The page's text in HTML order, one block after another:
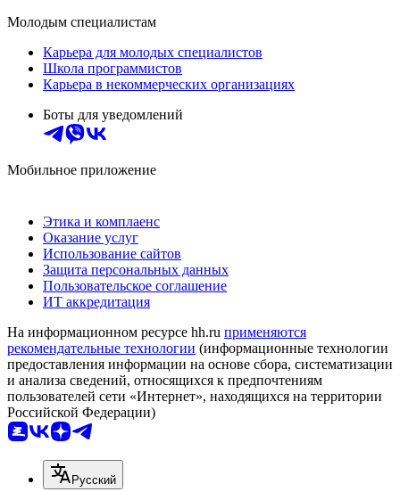
Молодым специалистам
Карьера для молодых специалистов
Школа программистов
Карьера в некоммерческих организациях
Боты для уведомлений
Мобильное приложение
Этика и комплаенс
Оказание услуг
Использование сайтов
Защита персональных данных
Пользовательское соглашение
ИТ аккредитация
На информационном ресурсе hh.ru применяются
рекомендательные технологии (информационные технологии
предоставления информации на основе сбора, систематизации
и анализа сведений, относящихся к предпочтениям
пользователей сети «Интернет», находящихся на территории
Российской Федерации)
Русский